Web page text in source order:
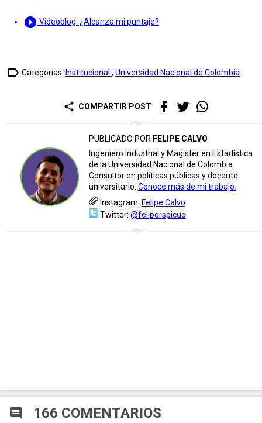
play_circle_filled Videoblog: ¿Alcanza mi puntaje?
label_outline Categorías: Institucional , Universidad Nacional de Colombia
share COMPARTIR POST
PUBLICADO POR FELIPE CALVO
Ingeniero Industrial y Magíster en Estadística
de la Universidad Nacional de Colombia.
Consultor en políticas públicas y docente
universitario. Conoce más de mi trabajo.
Instagram: Felipe Calvo
Twitter: @feliperspicuo
comment 166 COMENTARIOS